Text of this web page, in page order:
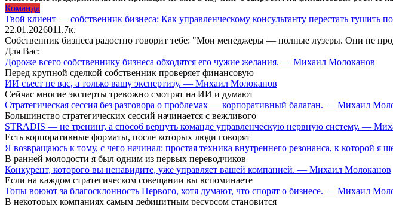
Команда
Твой клиент — собственник бизнеса: Как управленческому консультанту перестать тушить
22.01.2026011.7к.
Собственник бизнеса радостно говорит тебе: "Мои менеджеры — полные лузеры. Они не
Для Вас:
Дороже всего собственнику бизнеса обходятся его чужие желания. — Михаил Молоканов
Перед крупной сделкой собственник проверяет финансовую
ИИ съест не вас, а только вашу экспертизу. — Михаил Молоканов
Сейчас многие эксперты тревожно смотрят на ИИ и думают
Стратегическая сессия без разговора о проблемах — корпоративный балаган. — Михаил
Большинство стратегических сессий начинается с вежливого
STRADIS — не тренинг, а способ вернуть команде управленческую нервную систему. —
Есть корпоративные форматы, после которых люди говорят
Я возвращаюсь к тому, с чего начинал: простая техника внутреннего резонанса, к которой
В ранней молодости я был одним из первых переводчиков
Конкурент, которого вы ненавидите, уже управляет вашей компанией. — Михаил Молоканов
Если на каждом стратегическом совещании вы вспоминаете
Топы воюют за благосклонность Первого, хотя думают, что спорят о бизнесе. — Михаил
В некоторых компаниях самым дефицитным ресурсом становится